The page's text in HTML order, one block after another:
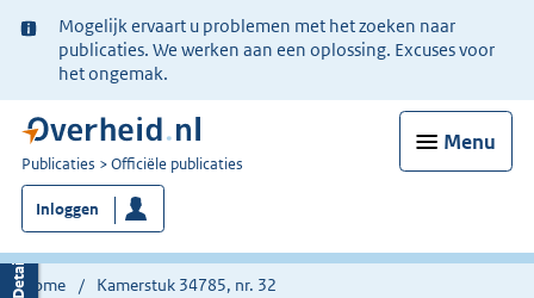
Ter
informatie:
Mogelijk ervaart u problemen met het zoeken naar
publicaties. We werken aan een oplossing. Excuses voor
het ongemak.
Menu
U
bent
nu
hier:
Publicaties Officiële publicaties
Inloggen
Home Kamerstuk 34785, nr. 32